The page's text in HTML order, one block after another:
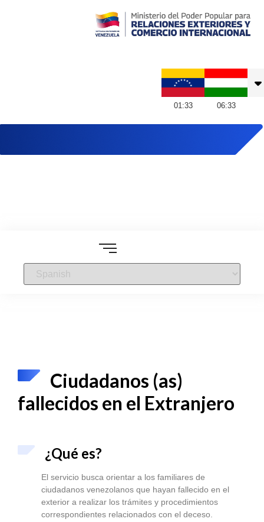
01 :33 06:33
Ciudadanos (as)
fallecidos en el Extranjero
¿Qué es?
El servicio busca orientar a los familiares de
ciudadanos venezolanos que hayan fallecido en el
exterior a realizar los trámites y procedimientos
correspondientes relacionados con el deceso.